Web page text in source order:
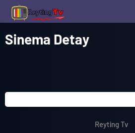
Sinema Detay
Reyting Tv